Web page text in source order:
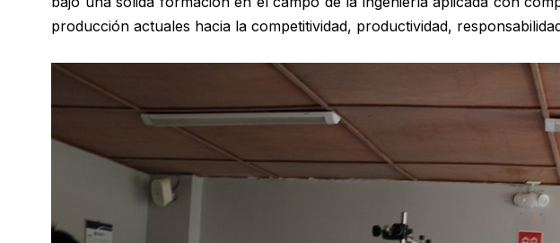
producción actuales hacia la competitividad, productividad,